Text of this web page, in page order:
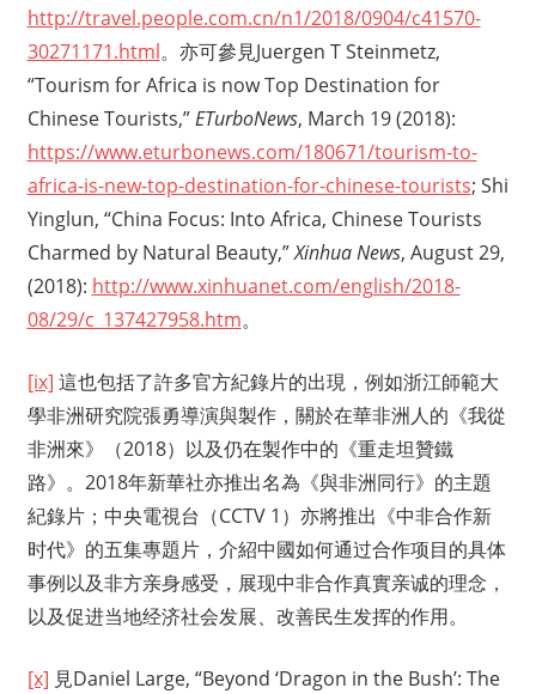
http://travel.people.com.cn/n1/2018/0904/c41570-
30271171.html。亦可參見Juergen T Steinmetz,
“Tourism for Africa is now Top Destination for
Chinese Tourists,”ETurboNews, March 19 (2018):
https://www.eturbonews.com/180671/tourism-to-
africa-is-new-top-destination-for-chinese-tourists; Shi
Yinglun, “China Focus: Into Africa, Chinese Tourists
Charmed by Natural Beauty,”Xinhua News, August 29,
(2018): http://www.xinhuanet.com/english/2018-
08/29/c_137427958.htm。
[ix] 這也包括了許多官方紀錄片的出現，例如浙江師範大
學非洲研究院張勇導演與製作，關於在華非洲人的《我從
非洲來》（2018）以及仍在製作中的《重走坦贊鐵
路》。2018年新華社亦推出名為《與非洲同行》的主題
紀錄片；中央電視台（CCTV 1）亦將推出《中非合作新
时代》的五集專題片，介紹中國如何通过合作项目的具体
事例以及非方亲身感受，展现中非合作真實亲诚的理念，
以及促进当地经济社会发展、改善民生发挥的作用。
[x] 見Daniel Large, “Beyond ‘Dragon in the Bush’: The